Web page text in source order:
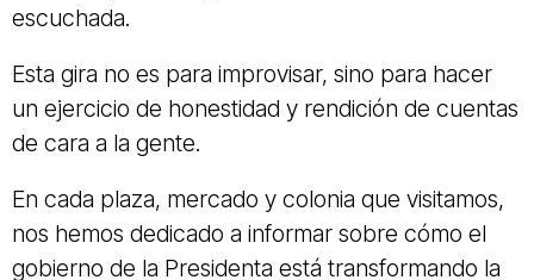
escuchada.
Esta gira no es para improvisar, sino para hacer
un ejercicio de honestidad y rendición de cuentas
de cara a la gente.
En cada plaza, mercado y colonia que visitamos,
nos hemos dedicado a informar sobre cómo el
gobierno de la Presidenta está transformando la